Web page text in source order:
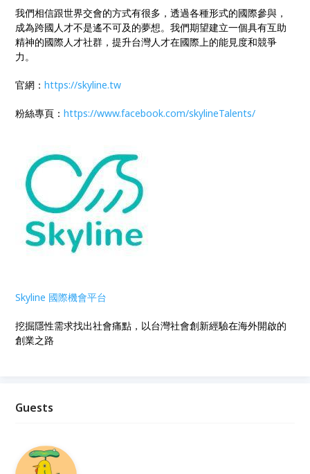
我們相信跟世界交會的方式有很多，透過各種形式的國際參與，
成為跨國人才不是遙不可及的夢想。我們期望建立一個具有互助
精神的國際人才社群，提升台灣人才在國際上的能見度和競爭
力。
官網：https://skyline.tw
粉絲專頁：https://www.facebook.com/skylineTalents/
Skyline 國際機會平台
挖掘隱性需求找出社會痛點，以台灣社會創新經驗在海外開啟的
創業之路
Guests